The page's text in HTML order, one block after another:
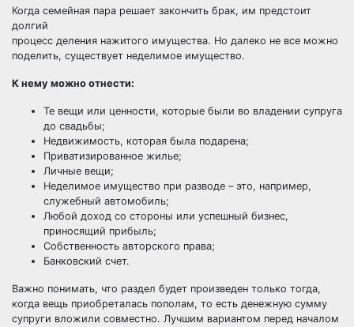
Когда семейная пара решает закончить брак, им предстоит
долгий
процесс деления нажитого имущества. Но далеко не все можно
поделить, существует неделимое имущество.
К нему можно отнести:
Те вещи или ценности, которые были во владении супруга
до свадьбы;
Недвижимость, которая была подарена;
Приватизированное жилье;
Личные вещи;
Неделимое имущество при разводе – это, например,
служебный автомобиль;
Любой доход со стороны или успешный бизнес,
приносящий прибыль;
Собственность авторского права;
Банковский счет.
Важно понимать, что раздел будет произведен только тогда,
когда вещь приобреталась пополам, то есть денежную сумму
супруги вложили совместно. Лучшим вариантом перед началом